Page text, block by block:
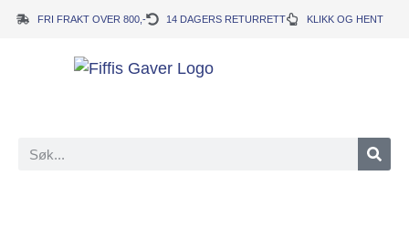
FRI FRAKT OVER 800,- 14 DAGERS RETURRETT KLIKK OG HENT